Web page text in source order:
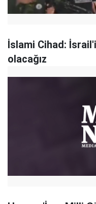
İslami Cihad:
olacağız